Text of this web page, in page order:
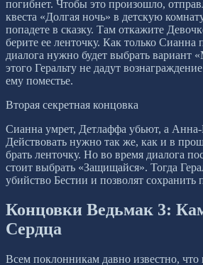
погибнет. Чтобы это произошло,
квеста «Долгая ночь» в детскую
попадете в сказку. Там откажите
берите ее ленточку. Как только Сианна
диалога нужно будет выбрать
этого Геральту не дадут
ему поместье.
Вторая секретная концовка
Сианна умрет, Детлаффа убьют, а
Действовать нужно так же, как и в
брать ленточку. Но во время диалога
стоит выбрать «Защищайся». Тогда
убийство Бестии и позволят сохранить
Концовки Ведьмак 3:
Сердца
Всем поклонникам давно известно, что